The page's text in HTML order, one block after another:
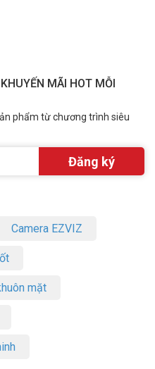
MÃI HOT MỖI
phẩm từ chương trình siêu
Camera EZVIZ
mặt